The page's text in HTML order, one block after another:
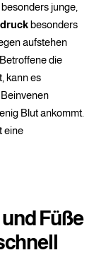
junge,
besonders
aufstehen
die
kann es
Blut ankommt.
eine
Füße